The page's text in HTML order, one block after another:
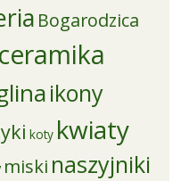
Bogarodzica
ceramika
ikony
koty kwiaty
miski naszyjniki